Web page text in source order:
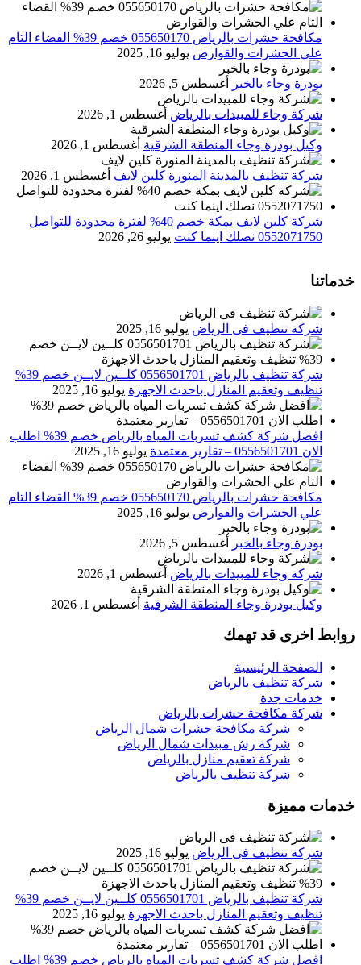
مكافحة حشرات بالرياض 055650170 خصم 39% القضاء التام
علي الحشرات والقوارض يوليو 16, 2025
بودرة وجاء بالخبر أغسطس 5, 2026
شركة وجاء للمبيدات بالرياض أغسطس 1, 2026
وكيل بودرة وجاء المنطقة الشرقية أغسطس 1, 2026
شركة تنظيف بالمدينة المنورة كلين لايف أغسطس 1, 2026
شركة كلين لايف بمكة خصم 40% لفترة محدودة للتواصل
0552071750 نصلك اينما كنت
يوليو 26, 2026
خدماتنا
شركة تنظيف فى الرياض يوليو 16, 2025
شركة تنظيف بالرياض 0556501701 كلــين لايــن خصم 39%
تنظيف وتعقيم المنازل باحدث الاجهزة يوليو 16, 2025
افضل شركة كشف تسربات المياه بالرياض خصم 39% اطلب
الان 0556501701‬‏ – تقارير معتمدة
يوليو 16, 2025
مكافحة حشرات بالرياض 055650170 خصم 39% القضاء التام
علي الحشرات والقوارض يوليو 16, 2025
بودرة وجاء بالخبر أغسطس 5, 2026
شركة وجاء للمبيدات بالرياض أغسطس 1, 2026
وكيل بودرة وجاء المنطقة الشرقية أغسطس 1, 2026
روابط اخرى قد تهمك
الصفحة الرئيسية
شركة تنظيف بالرياض
خدمات جدة
شركة مكافحة حشرات بالرياض
شركة مكافحة حشرات شمال الرياض
شركة رش مبيدات شمال الرياض
شركة تعقيم منازل بالرياض
شركة تنظيف بالرياض
خدمات مميزة
شركة تنظيف فى الرياض يوليو 16, 2025
شركة تنظيف بالرياض 0556501701 كلــين لايــن خصم 39%
تنظيف وتعقيم المنازل باحدث الاجهزة يوليو 16, 2025
افضل شركة كشف تسربات المياه بالرياض خصم 39% اطلب